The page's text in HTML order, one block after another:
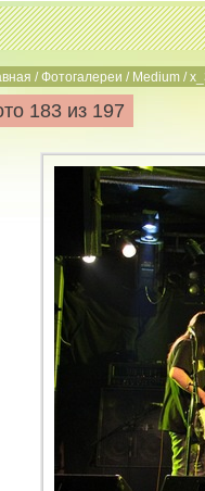
/Фотогалереи / Medium /
183 из 197